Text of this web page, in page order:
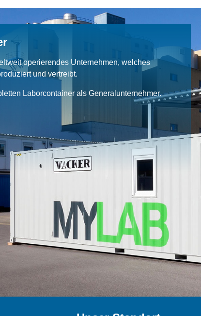
operierendes Unternehmen, welches
und vertreibt.
Laborcontainer als Generalunternehmer.